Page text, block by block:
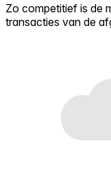
Zo competitief is de
transacties van de